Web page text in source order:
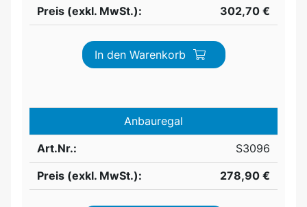
Preis (exkl. MwSt.):
302,70 €
In den Warenkorb
Anbauregal
Art.Nr.:
S3096
Preis (exkl. MwSt.):
278,90 €